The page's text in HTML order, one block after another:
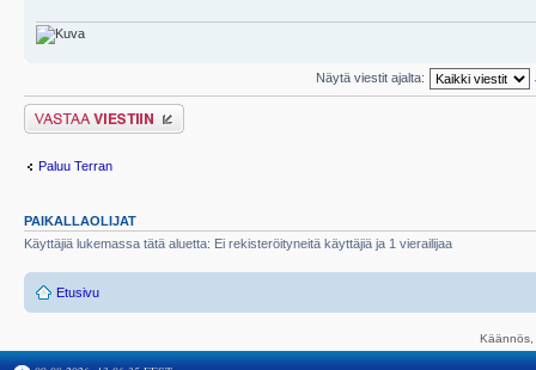
Näytä viestit ajalta:
Lähetä vastaus
Paluu Terran
PAIKALLAOLIJAT
Käyttäjiä lukemassa tätä aluetta: Ei rekisteröityneitä käyttäjiä ja 1 vierailijaa
Etusivu